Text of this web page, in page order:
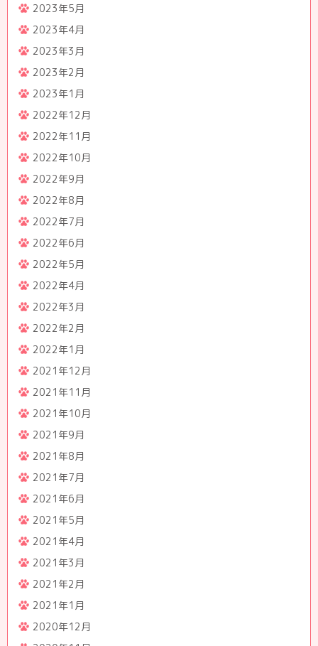
2023年5月
2023年4月
2023年3月
2023年2月
2023年1月
2022年12月
2022年11月
2022年10月
2022年9月
2022年8月
2022年7月
2022年6月
2022年5月
2022年4月
2022年3月
2022年2月
2022年1月
2021年12月
2021年11月
2021年10月
2021年9月
2021年8月
2021年7月
2021年6月
2021年5月
2021年4月
2021年3月
2021年2月
2021年1月
2020年12月